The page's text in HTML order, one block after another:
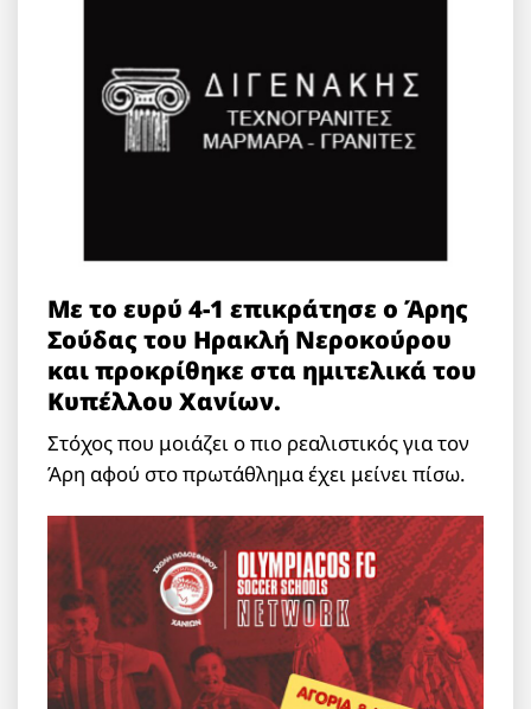
Με το ευρύ 4-1 επικράτησε ο Άρης
Σούδας του Ηρακλή Νεροκούρου
και προκρίθηκε στα ημιτελικά του
Κυπέλλου Χανίων.
Στόχος που μοιάζει ο πιο ρεαλιστικός για τον
Άρη αφού στο πρωτάθλημα έχει μείνει πίσω.